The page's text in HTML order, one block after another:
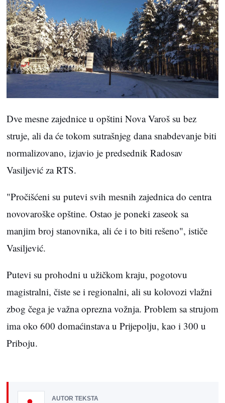
Dve mesne zajednice u opštini Nova Varoš su bez
struje, ali da će tokom sutrašnjeg dana snabdevanje biti
normalizovano, izjavio je predsednik Radosav
Vasiljević za RTS.
"Pročišćeni su putevi svih mesnih zajednica do centra
novovaroške opštine. Ostao je poneki zaseok sa
manjim broj stanovnika, ali će i to biti rešeno", ističe
Vasiljević.
Putevi su prohodni u užičkom kraju, pogotovu
magistralni, čiste se i regionalni, ali su kolovozi vlažni
zbog čega je važna oprezna vožnja. Problem sa strujom
ima oko 600 domaćinstava u Prijepolju, kao i 300 u
Priboju.
AUTOR TEKSTA